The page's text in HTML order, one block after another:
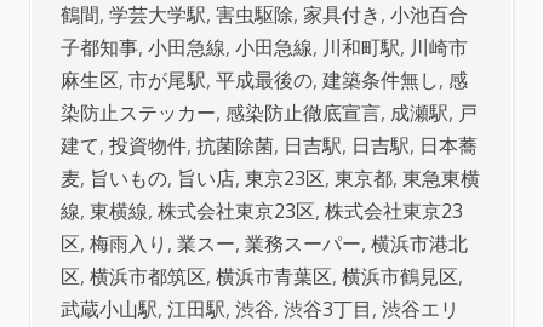
鶴間, 学芸大学駅, 害虫駆除, 家具付き, 小池百合
子都知事, 小田急線, 小田急線, 川和町駅, 川崎市
麻生区, 市が尾駅, 平成最後の, 建築条件無し, 感
染防止ステッカー, 感染防止徹底宣言, 成瀬駅, 戸
建て, 投資物件, 抗菌除菌, 日吉駅, 日吉駅, 日本蕎
麦, 旨いもの, 旨い店, 東京23区, 東京都, 東急東横
線, 東横線, 株式会社東京23区, 株式会社東京23
区, 梅雨入り , 業スー, 業務スーパー, 横浜市港北
区, 横浜市都筑区, 横浜市青葉区, 横浜市鶴見区,
武蔵小山駅, 江田駅, 渋谷, 渋谷3丁目, 渋谷エリ